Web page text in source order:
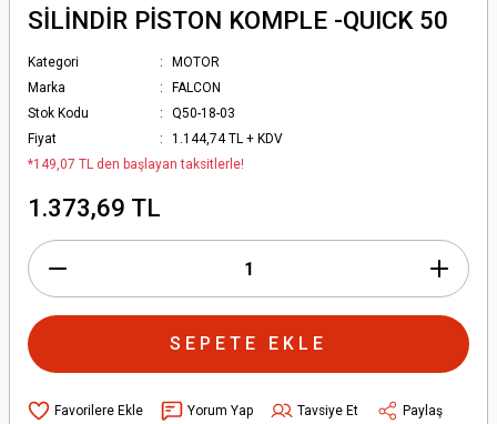
SİLİNDİR PİSTON KOMPLE -QUICK 50
Kategori
MOTOR
Marka
FALCON
Stok Kodu
Q50-18-03
Fiyat
1.144,74 TL + KDV
*149,07 TL den başlayan taksitlerle!
1.373,69 TL
SEPETE EKLE
Yorum Yap Tavsiye Et
Paylaş